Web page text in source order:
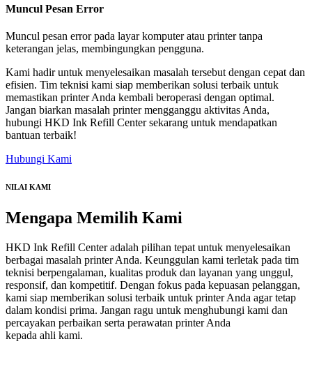
Muncul Pesan Error
Muncul pesan error pada layar komputer atau printer tanpa
keterangan jelas, membingungkan pengguna.
Kami hadir untuk menyelesaikan masalah tersebut dengan cepat dan
efisien. Tim teknisi kami siap memberikan solusi terbaik untuk
memastikan printer Anda kembali beroperasi dengan optimal.
Jangan biarkan masalah printer mengganggu aktivitas Anda,
hubungi HKD Ink Refill Center sekarang untuk mendapatkan
bantuan terbaik!
Hubungi Kami
NILAI KAMI
Mengapa Memilih Kami
HKD Ink Refill Center adalah pilihan tepat untuk menyelesaikan
berbagai masalah printer Anda. Keunggulan kami terletak pada tim
teknisi berpengalaman, kualitas produk dan layanan yang unggul,
responsif, dan kompetitif. Dengan fokus pada kepuasan pelanggan,
kami siap memberikan solusi terbaik untuk printer Anda agar tetap
dalam kondisi prima. Jangan ragu untuk menghubungi kami dan
percayakan perbaikan serta perawatan printer Anda
kepada ahli kami.